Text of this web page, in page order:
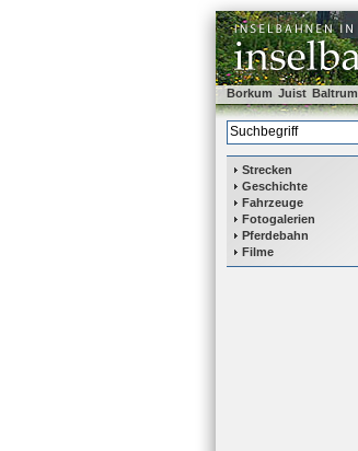
Borkum Juist Baltrum
Strecken
Geschichte
Fahrzeuge
Fotogalerien
Pferdebahn
Filme